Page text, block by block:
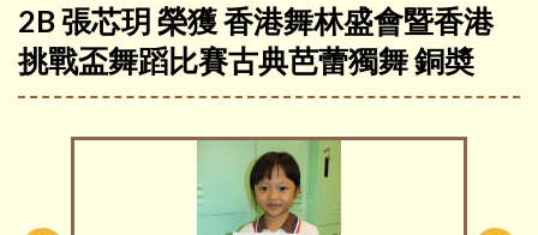
2B 張芯玥 榮獲 香港舞林盛會暨香港
挑戰盃舞蹈比賽古典芭蕾獨舞 銅奬